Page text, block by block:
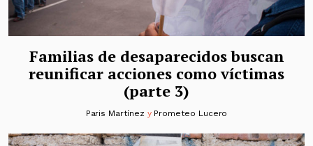
Familias de desaparecidos buscan
reunificar acciones como víctimas
(parte 3)
Paris Martínez y Prometeo Lucero